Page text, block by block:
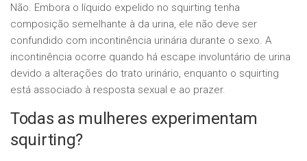
Não. Embora o líquido expelido no squirting tenha
composição semelhante à da urina, ele não deve ser
confundido com incontinência urinária durante o sexo. A
incontinência ocorre quando há escape involuntário de urina
devido a alterações do trato urinário, enquanto o squirting
está associado à resposta sexual e ao prazer.
Todas as mulheres experimentam
squirting?